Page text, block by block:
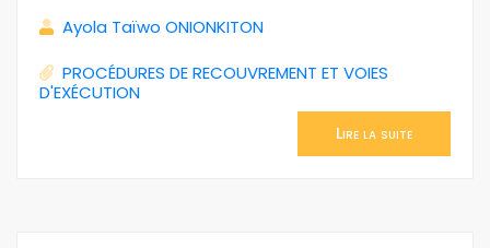
Ayola Taïwo ONIONKITON
PROCÉDURES DE RECOUVREMENT ET VOIES
D'EXÉCUTION
Lire la suite